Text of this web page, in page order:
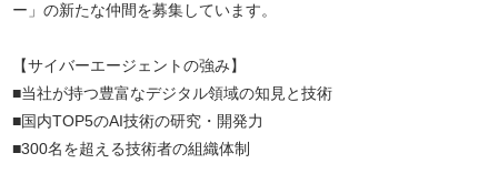
ー」の新たな仲間を募集しています。
【サイバーエージェントの強み】
■当社が持つ豊富なデジタル領域の知見と技術
■国内TOP5のAI技術の研究・開発力
■300名を超える技術者の組織体制